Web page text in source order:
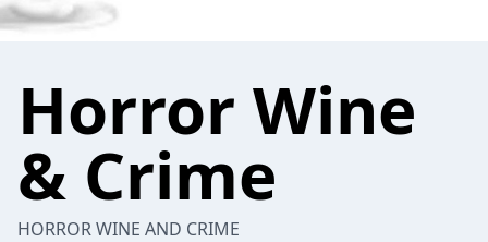
Horror Wine
& Crime
HORROR WINE AND CRIME